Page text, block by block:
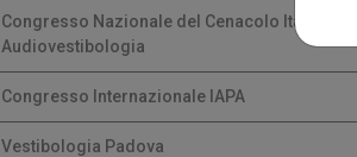
Congresso Nazionale del Cenacolo Italiano di
Audiovestibologia
Congresso Internazionale IAPA
Vestibologia Padova